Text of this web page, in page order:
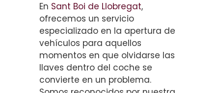
En Sant Boi de Llobregat,
ofrecemos un servicio
especializado en la apertura de
vehículos para aquellos
momentos en que olvidarse las
llaves dentro del coche se
convierte en un problema.